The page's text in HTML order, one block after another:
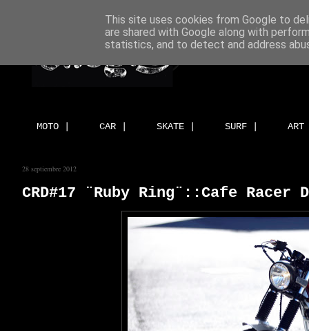
MOTO | CAR | SKATE | SURF |
28 septiembre 2012
CRD#17 ¨Ruby Ring¨::Cafe Racer
This site uses cookies from Google to
are shared with Google along with
statistics, and to detect and address